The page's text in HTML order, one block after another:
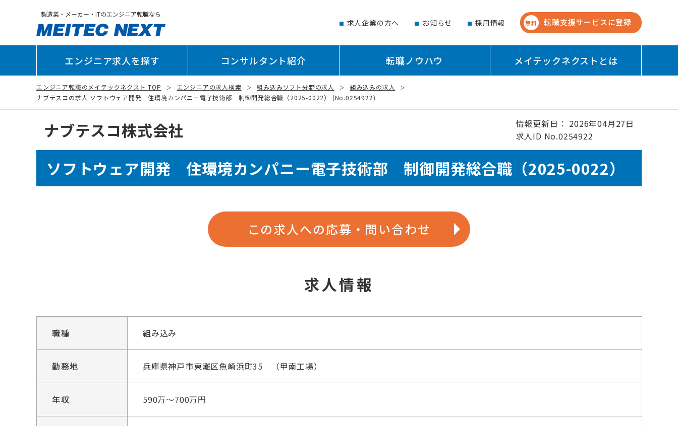
製造業・メーカー・ITのエンジニア転職なら
求人企業の方へ お知らせ 採用情報 無料 転職支援サービスに登録
エンジニア求人を探す コンサルタント紹介 転職ノウハウ メイテックネクストとは
エンジニア転職のメイテックネクスト TOP エンジニアの求人検索 組み込みソフト分野の求人
組み込みの求人
ナブテスコの求人 ソフトウェア開発 住環境カンパニー電子技術部 制御開発総合職（2025-0022） (No.0254922)
ナブテスコ株式会社
情報更新日： 2026年04月27日
求人ID No.0254922
ソフトウェア開発 住環境カンパニー電子技術部 制御開発総合職（2025-0022）
この求人への応募・問い合わせ
求人情報
職種 組み込み
勤務地 兵庫県神戸市東灘区魚崎浜町35 （甲南工場）
年収 590万～700万円